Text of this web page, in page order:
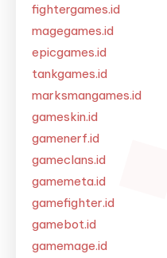
fightergames.id
magegames.id
epicgames.id
tankgames.id
marksmangames.id
gameskin.id
gamenerf.id
gameclans.id
gamemeta.id
gamefighter.id
gamebot.id
gamemage.id